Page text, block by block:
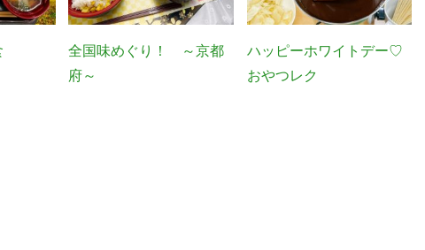
全国味めぐり！ ～京都
府～
ハッピーホワイトデー♡
おやつレク